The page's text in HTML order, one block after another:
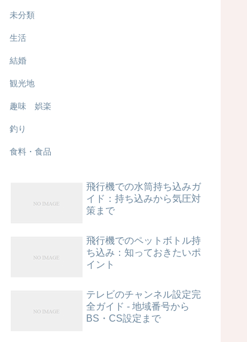
未分類
生活
結婚
観光地
趣味 娯楽
釣り
食料・食品
飛行機での水筒持ち込みガ
イド：持ち込みから気圧対
策まで
飛行機でのペットボトル持
ち込み：知っておきたいポ
イント
テレビのチャンネル設定完
全ガイド - 地域番号から
BS・CS設定まで